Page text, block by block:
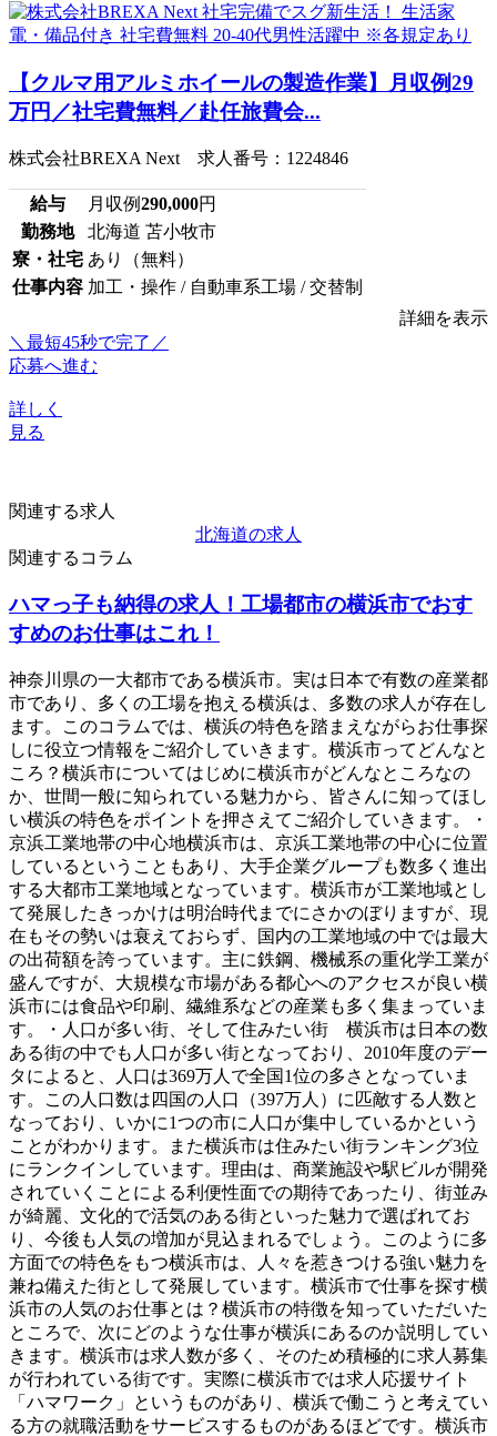
【クルマ用アルミホイールの製造作業】月収例29
万円／社宅費無料／赴任旅費会...
株式会社BREXA Next 求人番号：1224846
給与 月収例290,000円
勤務地
北海道 苫小牧市
寮・社宅 あり（無料）
仕事内容 加工・操作 / 自動車系工場 / 交替制
詳細を表示
＼最短45秒で完了／
応募へ進む
詳しく
見る
関連する求人
北海道の求人
関連するコラム
ハマっ子も納得の求人！工場都市の横浜市でおす
すめのお仕事はこれ！
神奈川県の一大都市である横浜市。実は日本で有数の産業都
市であり、多くの工場を抱える横浜は、多数の求人が存在し
ます。このコラムでは、横浜の特色を踏まえながらお仕事探
しに役立つ情報をご紹介していきます。横浜市ってどんなと
ころ？横浜市についてはじめに横浜市がどんなところなの
か、世間一般に知られている魅力から、皆さんに知ってほし
い横浜の特色をポイントを押さえてご紹介していきます。・
京浜工業地帯の中心地横浜市は、京浜工業地帯の中心に位置
しているということもあり、大手企業グループも数多く進出
する大都市工業地域となっています。横浜市が工業地域とし
て発展したきっかけは明治時代までにさかのぼりますが、現
在もその勢いは衰えておらず、国内の工業地域の中では最大
の出荷額を誇っています。主に鉄鋼、機械系の重化学工業が
盛んですが、大規模な市場がある都心へのアクセスが良い横
浜市には食品や印刷、繊維系などの産業も多く集まっていま
す。・人口が多い街、そして住みたい街 横浜市は日本の数
ある街の中でも人口が多い街となっており、2010年度のデー
タによると、人口は369万人で全国1位の多さとなっていま
す。この人口数は四国の人口（397万人）に匹敵する人数と
なっており、いかに1つの市に人口が集中しているかという
ことがわかります。また横浜市は住みたい街ランキング3位
にランクインしています。理由は、商業施設や駅ビルが開発
されていくことによる利便性面での期待であったり、街並み
が綺麗、文化的で活気のある街といった魅力で選ばれてお
り、今後も人気の増加が見込まれるでしょう。このように多
方面での特色をもつ横浜市は、人々を惹きつける強い魅力を
兼ね備えた街として発展しています。横浜市で仕事を探す横
浜市の人気のお仕事とは？横浜市の特徴を知っていただいた
ところで、次にどのような仕事が横浜にあるのか説明してい
きます。横浜市は求人数が多く、そのため積極的に求人募集
が行われている街です。実際に横浜市では求人応援サイト
「ハマワーク」というものがあり、横浜で働こうと考えてい
る方の就職活動をサービスするものがあるほどです。横浜市